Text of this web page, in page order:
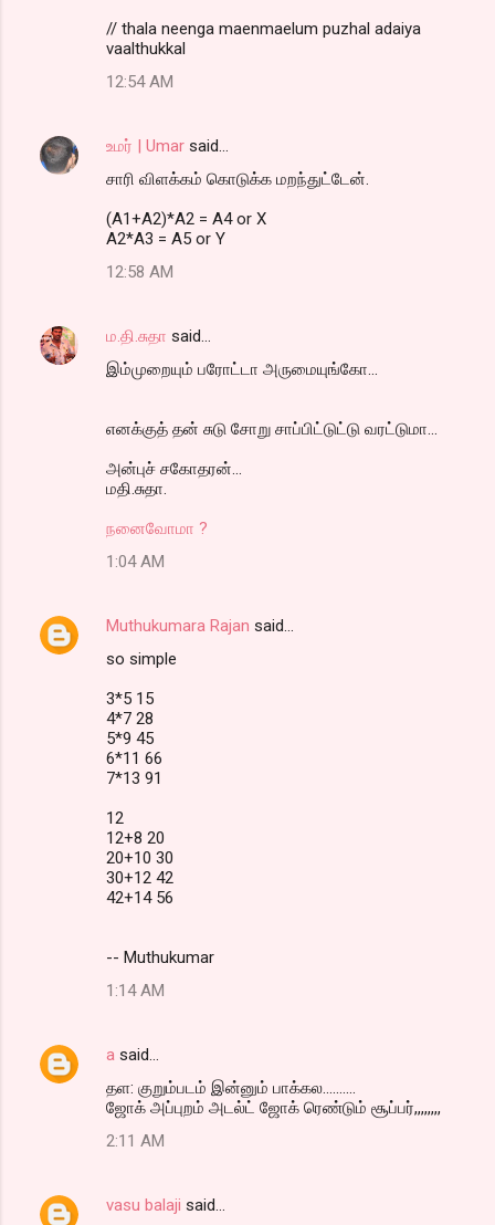
// thala neenga maenmaelum puzhal adaiya
vaalthukkal
12:54 AM
உமர் | Umar said…
சாரி விளக்கம் கொடுக்க மறந்துட்டேன்.
(A1+A2)*A2 = A4 or X
A2*A3 = A5 or Y
12:58 AM
ம.தி.சுதா said…
இம்முறையும் பரோட்டா அருமையுங்கோ...
எனக்குத் தன் சுடு சோறு சாப்பிட்டுட்டு வரட்டுமா...
அன்புச் சகோதரன்...
மதி.சுதா.
நனைவோமா ?
1:04 AM
Muthukumara Rajan said…
so simple
3*5 15
4*7 28
5*9 45
6*11 66
7*13 91
12
12+8 20
20+10 30
30+12 42
42+14 56
-- Muthukumar
1:14 AM
a said…
தள: குறும்படம் இன்னும் பாக்கல..........
ஜோக் அப்புறம் அடல்ட் ஜோக் ரெண்டும் சூப்பர்,,,,,,,,
2:11 AM
vasu balaji said…